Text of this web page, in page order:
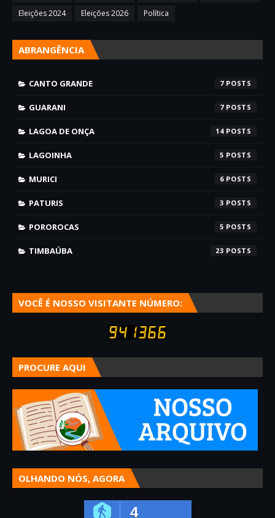
Eleições 2024
Eleições 2026 Política
ABRANGÊNCIA
CANTO GRANDE 7
GUARANI 7
LAGOA DE ONÇA 14
LAGOINHA 5
MURICI 6
PATURIS 3
POROROCAS 5
TIMBAÚBA 23
VOCÊ É NOSSO VISITANTE NÚMERO:
PROCURE AQUI
OLHANDO NÓS, AGORA
4